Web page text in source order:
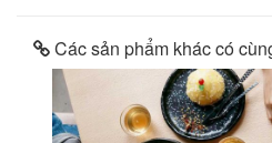
Các sản phẩm khác có